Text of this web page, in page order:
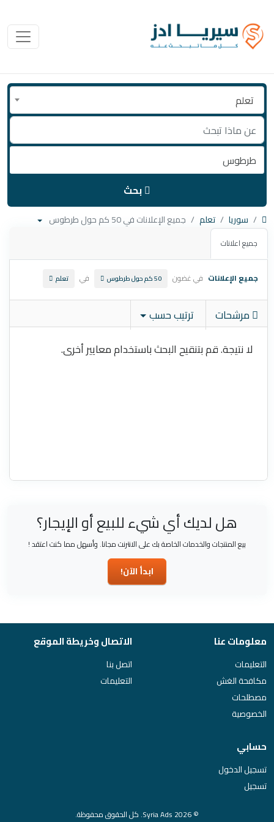
تعلم
بحث
سوريا تعلم جميع الإعلانات في 50 كم حول طرطوس
جميع اعلانات
جميع الإعلانات في غضون 50 كم حول طرطوس في تعلم
مرشحات
ترتيب حسب
لا نتيجة. قم بتنقيح البحث باستخدام معايير أخرى.
هل لديك أي شيء للبيع أو الإيجار؟
بيع المنتجات والخدمات الخاصة بك على الانترنت مجانا. وأسهل مما كنت اعتقد !
ابدأ الآن!
معلومات عنا
التعليمات
مكافحة الغش
مصطلحات
الخصوصية
الاتصال وخريطة الموقع
اتصل بنا
التعليمات
حسابي
تسجيل الدخول
تسجيل
© 2026 Syria Ads. كل الحقوق محفوظة.